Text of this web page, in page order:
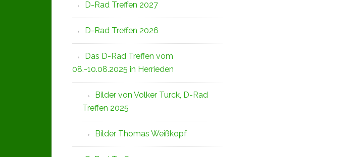
D-Rad Treffen 2027
D-Rad Treffen 2026
Das D-Rad Treffen vom
08.-10.08.2025 in Herrieden
Bilder von Volker Turck, D-Rad
Treffen 2025
Bilder Thomas Weißkopf